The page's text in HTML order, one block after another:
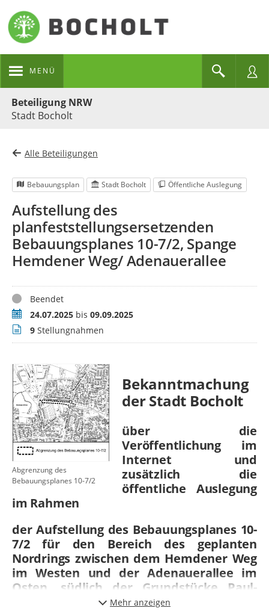
MENÜ
Beteiligung NRW
Stadt Bocholt
Alle Beteiligungen
Bebauungsplan Stadt Bocholt Öffentliche Auslegung
Aufstellung des
planfeststellungsersetzenden
Bebauungsplanes 10-7/2, Spange
Hemdener Weg/ Adenauerallee
StatusBeendet
Zeitraum24.07.2025 bis 09.09.2025
Stellungnahmen
9 Stellungnahmen
Abgrenzung des
Bebauungsplanes 10-7/2
Bekanntmachung
der Stadt Bocholt
über die
Veröffentlichung im
Internet und
zusätzlich die
öffentliche Auslegung
im Rahmen
der Aufstellung des Bebauungsplanes 10-
7/2 für den Bereich des geplanten
Nordrings zwischen dem Hemdener Weg
im Westen und der Adenauerallee im
Osten, südlich der Grundstücke Paul-
Henri-Spaak-Weg 1-19 (ungerade
Mehr anzeigen